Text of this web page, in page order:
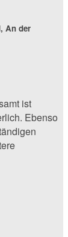
An der
ist
Ebenso